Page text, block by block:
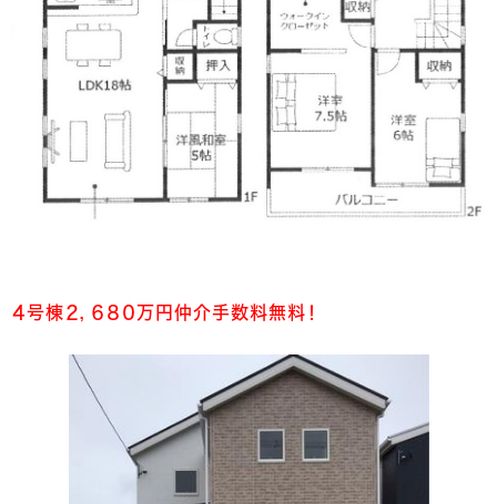
４号棟２，６８０万円仲介手数料無料！